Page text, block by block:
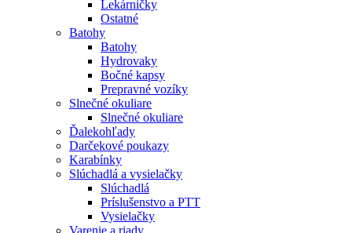
Lekárničky
Ostatné
Batohy
Batohy
Hydrovaky
Bočné kapsy
Prepravné vozíky
Slnečné okuliare
Slnečné okuliare
Ďalekohľady
Darčekové poukazy
Karabínky
Slúchadlá a vysielačky
Slúchadlá
Príslušenstvo a PTT
Vysielačky
Varenie a riady